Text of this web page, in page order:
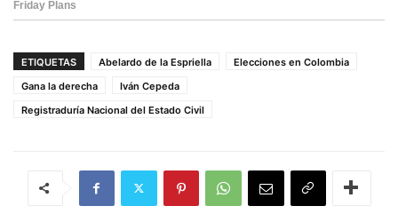
ETIQUETAS Abelardo de la Espriella
Elecciones en Colombia
Gana la derecha
Iván Cepeda
Registraduría Nacional del Estado Civil